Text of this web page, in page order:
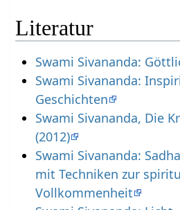
Literatur
Swami Sivananda:
Swami Sivananda:
Geschichten
Swami Sivananda, Die
(2012)
Swami Sivananda:
mit Techniken zur
Vollkommenheit